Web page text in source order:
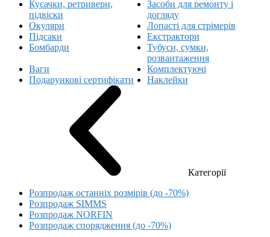
Кусачки, ретривери,
підвіски
Засоби для ремонту і
догляду
Окуляри
Лопасті для стрімерів
Підсаки
Екстрактори
Бомбарди
Тубуси, сумки,
розвантаження
Ваги
Комплектуючі
Подарункові сертифікати
Наклейки
Категорії
Розпродаж останніх розмірів (до -70%)
Розпродаж SIMMS
Розпродаж NORFIN
Розпродаж спорядження (до -70%)